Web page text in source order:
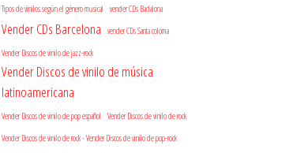
Tipos de vinilos según el género musical vender CDs Badalona
Vender CDs Barcelona
vender CDs Santa coloma
Vender Discos de vinilo de jazz-rock
Vender Discos de vinilo de música
latinoamericana
Vender Discos de vinilo de pop español
Vender Discos de vinilo de rock
Vender Discos de vinilo de rock - Vender Discos de vinilo de pop-rock